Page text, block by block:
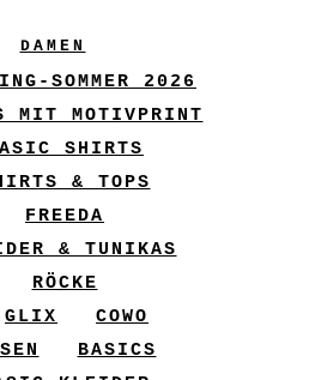
DAMEN
SOMMER 2026
MIT MOTIVPRINT
SHIRTS
& TOPS
FREEDA
& TUNIKAS
RÖCKE
GLIX
COWO
BASICS